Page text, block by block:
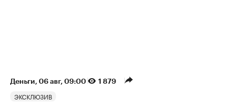
Деньги⁠, 06 авг, 09:00 1 879
ЭКСКЛЮЗИВ